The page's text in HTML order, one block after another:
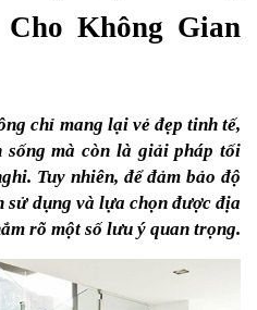
Không Gian
chỉ mang lại vẻ đẹp tinh tế,
sống mà còn là giải pháp tối
Tuy nhiên, để đảm bảo độ
dụng và lựa chọn được địa
rõ một số lưu ý quan trọng.